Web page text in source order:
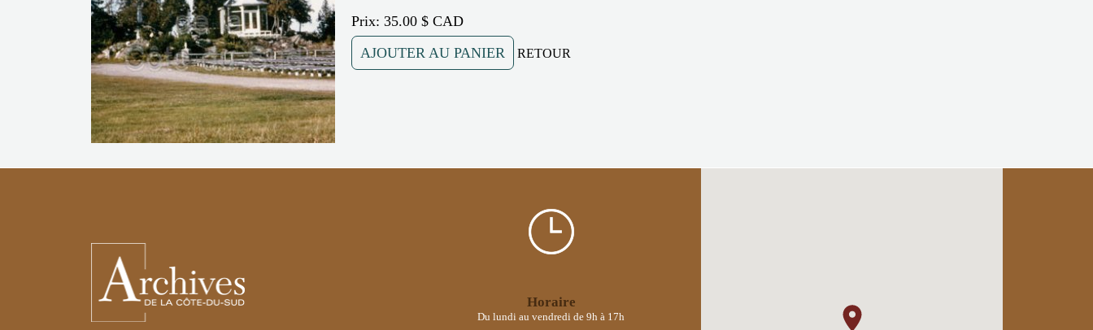
Prix: 35.00 $ CAD
AJOUTER AU PANIER
RETOUR
Horaire
Du lundi au vendredi de 9h à 17h